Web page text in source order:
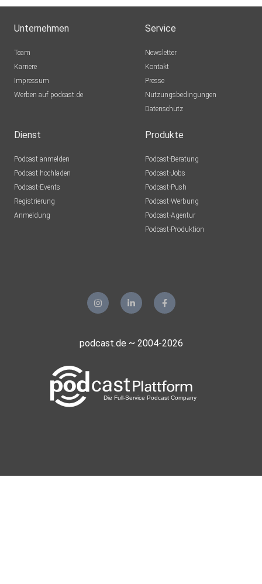
Unternehmen
Team
Karriere
Impressum
Werben auf podcast.de
Service
Newsletter
Kontakt
Presse
Nutzungsbedingungen
Datenschutz
Dienst
Podcast anmelden
Podcast hochladen
Podcast-Events
Registrierung
Anmeldung
Produkte
Podcast-Beratung
Podcast-Jobs
Podcast-Push
Podcast-Werbung
Podcast-Agentur
Podcast-Produktion
podcast.de ~ 2004-2026